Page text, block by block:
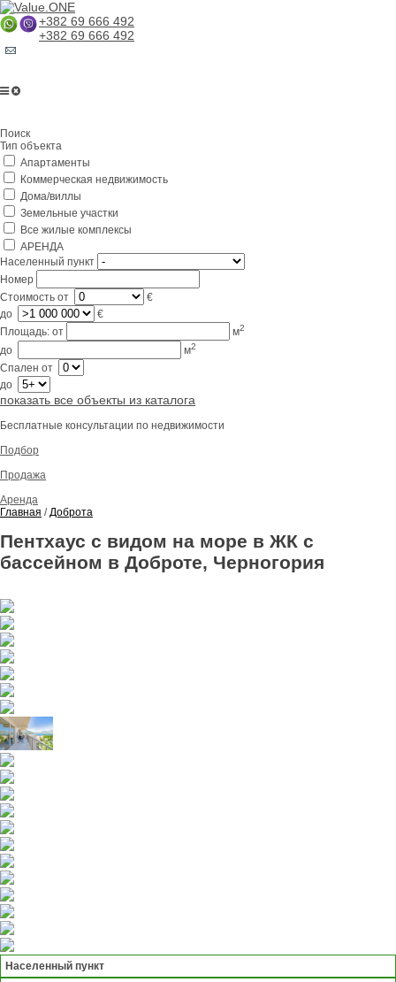
+382 69 666 492
+382 69 666 492
Lifestyle
Контакты
Поиск
Тип объекта
Апартаменты
Коммерческая недвижимость
Дома/виллы
Земельные участки
Все жилые комплексы
АРЕНДА
Населенный пункт
Номер
Стоимость от
€
до
€
Площадь: от м2
до м2
Спален от
до
показать все объекты из каталога
Бесплатные консультации по недвижимости
Подбор
Продажа
Аренда
Главная /Доброта
Пентхаус с видом на море в ЖК с
бассейном в Доброте, Черногория
Населенный пункт